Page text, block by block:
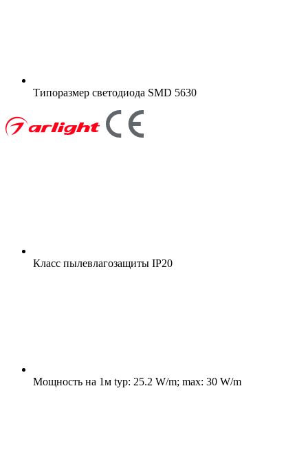
Типоразмер светодиода SMD 5630
Класс пылевлагозащиты IP20
Мощность на 1м typ: 25.2 W/m; max: 30 W/m